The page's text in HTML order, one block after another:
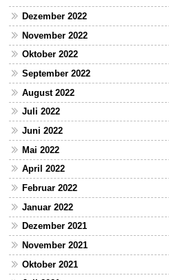
Dezember 2022
November 2022
Oktober 2022
September 2022
August 2022
Juli 2022
Juni 2022
Mai 2022
April 2022
Februar 2022
Januar 2022
Dezember 2021
November 2021
Oktober 2021